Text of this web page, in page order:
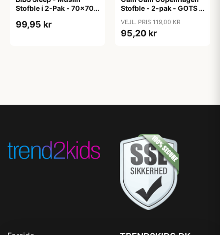
Stofble i 2-Pak - 70x70
99,95 kr
Stofble - 2-pak - GOTS -
VEJL. PRIS 119,00 KR
95,20 kr